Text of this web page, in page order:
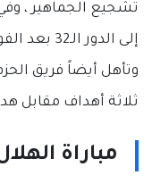
تشجيع الجماهير ،
إلى الدور
وتأهل أيضاً فريق
ثلاثة أهداف مقابل
مباراة